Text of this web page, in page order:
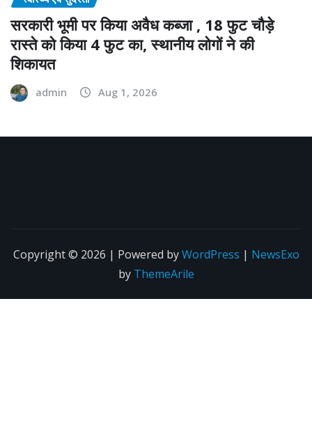
सरकारी भूमी पर किया अवैध कब्जा , 18 फुट चौड़े
रास्ते को किया 4 फुट का, स्थानीय लोगों ने की
शिकायत
admin Aug 1, 2026
Copyright © 2026 | Powered byWordPress | NewsExo
by ThemeArile